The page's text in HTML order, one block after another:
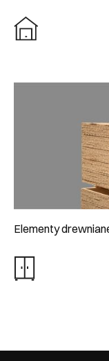
Elementy